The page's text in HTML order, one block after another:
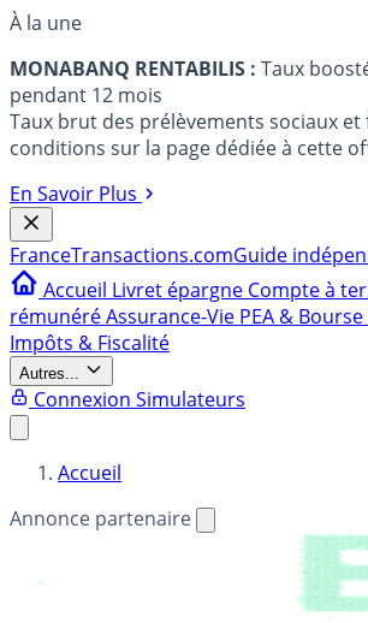
À la une
MONABANQ RENTABILIS : Taux
pendant 12 mois
Taux brut des prélèvements sociaux et
conditions sur la page dédiée à cette
En Savoir Plus
FranceTransactions.comGuide
Accueil Livret épargne Compte à
rémunéréAssurance-Vie PEA & Bourse
Impôts & Fiscalité
Autres...
Connexion Simulateurs
Accueil
Annonce partenaire